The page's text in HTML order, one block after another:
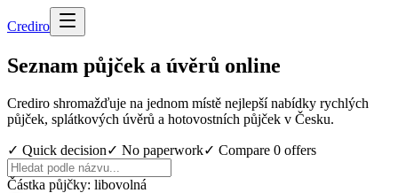
Crediro
Seznam půjček a úvěrů online
Crediro shromažďuje na jednom místě nejlepší nabídky rychlých
půjček, splátkových úvěrů a hotovostních půjček v Česku.
✓ Quick decision✓ No paperwork✓ Compare 0 offers
Částka půjčky: libovolná